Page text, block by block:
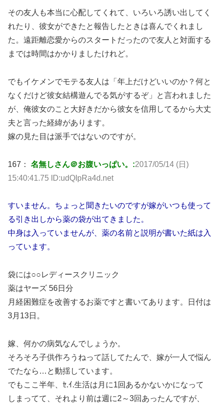
その友人も本当に心配してくれて、いろいろ誘い出してく
れたり、彼女ができたと報告したときは喜んでくれまし
た。遠距離恋愛からのスタートだったので友人と対面する
までは時間はかかりましたけれど。
でもイケメンでモテる友人は「年上だけどいいのか？何と
なくだけど彼女結構遊んでる気がするぞ」と言われました
が、俺彼女のこと大好きだから彼女を信用してるから大丈
夫と言った経緯があります。
嫁の見た目は派手ではないのですが。
167： 名無しさん＠お腹いっぱい。:2017/05/14 (日)
15:40:41.75 ID:udQIpRa4d.net
すいません。ちょっと聞きたいのですが嫁がいつも使って
る引き出しから薬の袋が出てきました。
中身は入っていませんが、薬の名前と説明が書いた紙は入
っています。
袋には○○レディースクリニック
薬はヤーズ 56日分
月経困難症を改善するお薬ですと書いてあります。日付は
3月13日。
嫁、何かの病気なんでしょうか。
そろそろ子供作ろうねって話してたんで、嫁が一人で悩ん
でたなら…と動揺しています。
でもここ半年、ｾ.ｲ.生活は月に1回あるかないかになって
しまってて、それより前は週に2～3回あったんですが、